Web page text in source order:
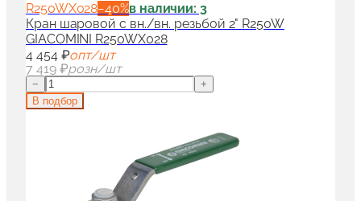
R250WX028−40%в наличии: 3
Кран шаровой с вн./вн. резьбой 2" R250W
GIACOMINI R250WX028
4 454 ₽опт/шт
7 419 ₽розн/шт
−
+
В подбор